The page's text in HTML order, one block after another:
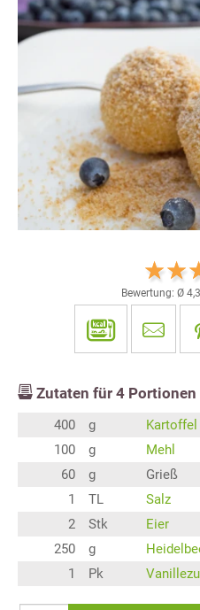
Bewertung: Ø 4,3
Zutaten für 4 Portionen
400 g
Kartoffel
100
g
Mehl
60
g
Grieß
1
TL
Salz
2
Stk
Eier
250
g
1
Pk